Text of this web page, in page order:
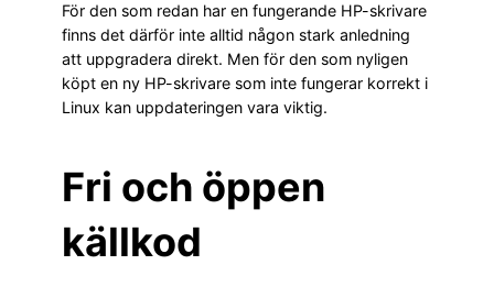
För den som redan har en fungerande HP-skrivare
finns det därför inte alltid någon stark anledning
att uppgradera direkt. Men för den som nyligen
köpt en ny HP-skrivare som inte fungerar korrekt i
Linux kan uppdateringen vara viktig.
Fri och öppen
källkod